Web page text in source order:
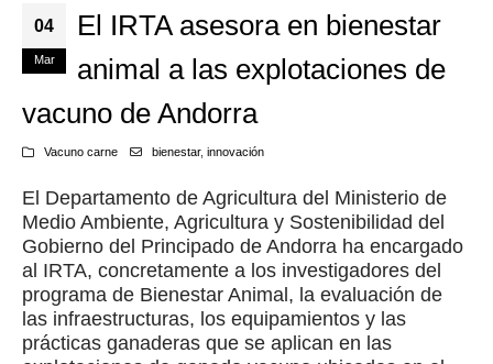
04
Mar
El IRTA asesora en bienestar
animal a las explotaciones de
vacuno de Andorra
Vacuno carne bienestar, innovación
El Departamento de Agricultura del Ministerio de
Medio Ambiente, Agricultura y Sostenibilidad del
Gobierno del Principado de Andorra ha encargado
al IRTA, concretamente a los investigadores del
programa de Bienestar Animal, la evaluación de
las infraestructuras, los equipamientos y las
prácticas ganaderas que se aplican en las